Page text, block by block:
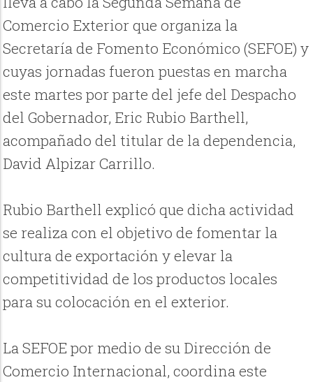
Comercio Exterior que organiza la
Secretaría de Fomento Económico (SEFOE) y
cuyas jornadas fueron puestas en marcha
este martes por parte del jefe del Despacho
del Gobernador, Eric Rubio Barthell,
acompañado del titular de la dependencia,
David Alpizar Carrillo.
Rubio Barthell explicó que dicha actividad
se realiza con el objetivo de fomentar la
cultura de exportación y elevar la
competitividad de los productos locales
para su colocación en el exterior.
La SEFOE por medio de su Dirección de
Comercio Internacional, coordina este